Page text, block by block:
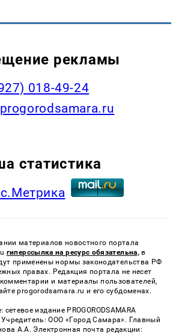
рекламы
018-49-24
статистика
материалов новостного портала
гиперссылка на ресурс обязательна, в
применены нормы законодательства РФ
правах. Редакция портала не несет
комментарии и материалы пользователей,
progorodsamara.ru и его субдоменах.
издание PROGORODSAMARA
ООО «Город Самара». Главный
А.А. Электронная почта редакции: